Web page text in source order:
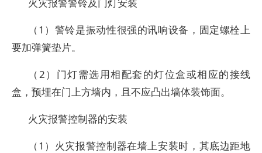
（1）警铃是振动性很强的讯响设备，固定螺栓上
要加弹簧垫片。
（2）门灯需选用相配套的灯位盒或相应的接线
盒，预埋在门上方墙内，且不应凸出墙体装饰面。
火灾报警控制器的安装
（1）火灾报警控制器在墙上安装时，其底边距地